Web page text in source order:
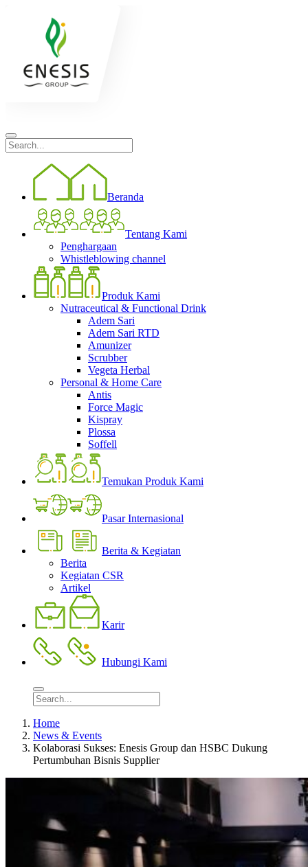
Beranda
Tentang Kami
Penghargaan
Whistleblowing channel
Produk Kami
Nutraceutical & Functional Drink
Adem Sari
Adem Sari RTD
Amunizer
Scrubber
Vegeta Herbal
Personal & Home Care
Antis
Force Magic
Kispray
Plossa
Soffell
Temukan Produk Kami
Pasar Internasional
Berita & Kegiatan
Berita
Kegiatan CSR
Artikel
Karir
Hubungi Kami
Home
News & Events
Kolaborasi Sukses: Enesis Group dan HSBC Dukung
Pertumbuhan Bisnis Supplier